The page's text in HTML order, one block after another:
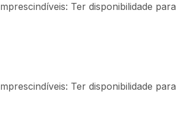
Ter disponibilidade para
Ter disponibilidade para